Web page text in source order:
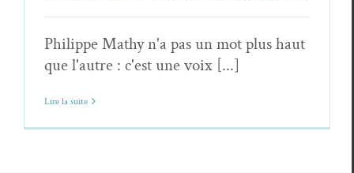
Philippe Mathy n'a pas un mot plus haut
que l'autre : c'est une voix [...]
Lire la suite